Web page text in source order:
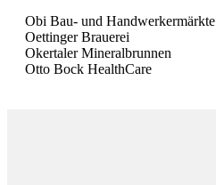
Obi Bau- und Handwerkermärkte
Oettinger Brauerei
Okertaler Mineralbrunnen
Otto Bock HealthCare